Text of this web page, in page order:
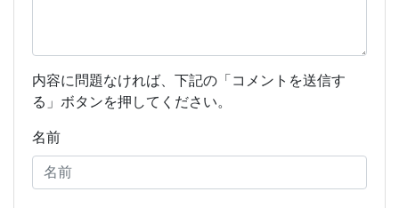
内容に問題なければ、下記の「コメントを送信す
る」ボタンを押してください。
名前